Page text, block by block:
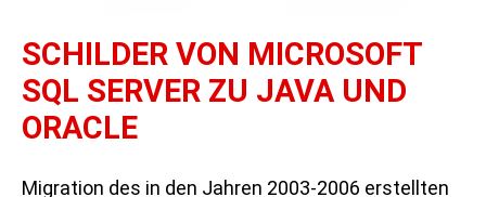
SCHILDER VON MICROSOFT
SQL SERVER ZU JAVA UND
ORACLE
Migration des in den Jahren 2003-2006 erstellten